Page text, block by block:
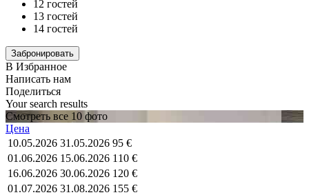
12 гостей
13 гостей
14 гостей
В Избранное
Написать нам
Поделиться
Your search results
Смотреть все 10 фото
Цена
10.05.2026 31.05.2026 95 €
01.06.2026 15.06.2026 110 €
16.06.2026 30.06.2026 120 €
01.07.2026 31.08.2026 155 €